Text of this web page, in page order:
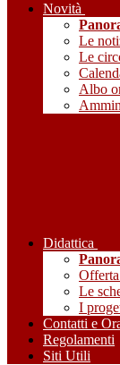
Novità
Le
Le
Albo
Didattica
Le
I
Contatti e
Regolamenti
Siti Utili